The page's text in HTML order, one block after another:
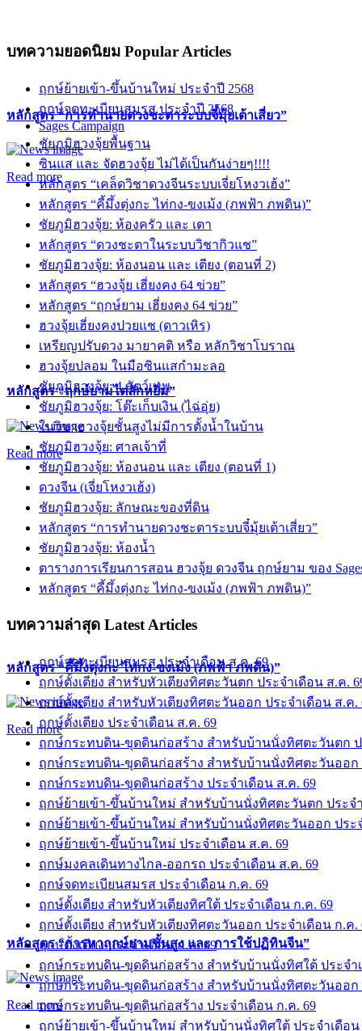
หลักสูตร “การทำนายดวงชะตาระบบจี๋มุ้ยเต้าเสี่ยว”
Read more
หลักสูตร “ฤกษ์ยามไต่ลักหยิ่ม”
Read more
หลักสูตร “คี้มึ้งตุ่งกะ ไท่กง-ขงเม้ง (ภพฟ้า ภพดิน)”
Read more
หลักสูตร “การหาฤกษ์ยามชั้นสูง และ การใช้ปฏิทินจีน”
Read more
บทความยอดนิยม Popular Articles
ฤกษ์ย้ายเข้า-ขึ้นบ้านใหม่ ประจำปี 2568
ฤกษ์จดทะเบียนสมรส ประจำปี 2568
Sages Campaign
ชัยภูมิฮวงจุ้ยพื้นฐาน
ซินแส และ จัดฮวงจุ้ย ไม่ได้เป็นกันง่ายๆ!!!!
หลักสูตร “เคล็ดวิชาดวงจีนระบบเจี่ยโหงวเฮ้ง”
หลักสูตร “คี้มึ้งตุ่งกะ ไท่กง-ขงเม้ง (ภพฟ้า ภพดิน)”
ชัยภูมิฮวงจุ้ย: ห้องครัว และ เตา
หลักสูตร “ดวงชะตาในระบบวิชากิวแช”
ชัยภูมิฮวงจุ้ย: ห้องนอน และ เตียง (ตอนที่ 2)
หลักสูตร “ฮวงจุ้ย เฮี่ยงคง 64 ข่วย”
หลักสูตร “ฤกษ์ยาม เฮี่ยงคง 64 ข่วย”
ฮวงจุ้ยเฮี่ยงคงปวยแช (ดาวเหิร)
เหรียญปรับดวง มายาคติ หรือ หลักวิชาโบราณ
ฮวงจุ้ยปลอม ในมือซินแสกำมะลอ
ชัยภูมิฮวงจุ้ย: 4 สัตว์เทพ
ชัยภูมิฮวงจุ้ย: โต๊ะเก็บเงิน (ไฉ่อุ่ย)
ในวิชาฮวงจุ้ยชั้นสูงไม่มีการตั้งน้ำในบ้าน
ชัยภูมิฮวงจุ้ย: ศาลเจ้าที่
ชัยภูมิฮวงจุ้ย: ห้องนอน และ เตียง (ตอนที่ 1)
ดวงจีน (เจี่ยโหงวเฮ้ง)
ชัยภูมิฮวงจุ้ย: ลักษณะของที่ดิน
หลักสูตร “การทำนายดวงชะตาระบบจี๋มุ้ยเต้าเสี่ยว”
ชัยภูมิฮวงจุ้ย: ห้องน้ำ
ตารางการเรียนการสอน ฮวงจุ้ย ดวงจีน ฤกษ์ยาม ของ
หลักสูตร “คี้มึ้งตุ่งกะ ไท่กง-ขงเม้ง (ภพฟ้า ภพดิน)”
บทความล่าสุด Latest Articles
ฤกษ์จดทะเบียนสมรส ประจำเดือน ส.ค. 69
ฤกษ์ตั้งเตียง สำหรับหัวเตียงทิศตะวันตก ประจำเดือน ส.ค.
ฤกษ์ตั้งเตียง สำหรับหัวเตียงทิศตะวันออก ประจำเดือน ส.ค.
ฤกษ์ตั้งเตียง ประจำเดือน ส.ค. 69
ฤกษ์กระทบดิน-ขุดดินก่อสร้าง สำหรับบ้านนั่งทิศตะวันตก ป
ฤกษ์กระทบดิน-ขุดดินก่อสร้าง สำหรับบ้านนั่งทิศตะวันออก
ฤกษ์กระทบดิน-ขุดดินก่อสร้าง ประจำเดือน ส.ค. 69
ฤกษ์ย้ายเข้า-ขึ้นบ้านใหม่ สำหรับบ้านนั่งทิศตะวันตก ประจ
ฤกษ์ย้ายเข้า-ขึ้นบ้านใหม่ สำหรับบ้านนั่งทิศตะวันออก ประ
ฤกษ์ย้ายเข้า-ขึ้นบ้านใหม่ ประจำเดือน ส.ค. 69
ฤกษ์มงคลเดินทางไกล-ออกรถ ประจำเดือน ส.ค. 69
ฤกษ์จดทะเบียนสมรส ประจำเดือน ก.ค. 69
ฤกษ์ตั้งเตียง สำหรับหัวเตียงทิศใต้ ประจำเดือน ก.ค. 69
ฤกษ์ตั้งเตียง สำหรับหัวเตียงทิศตะวันออก ประจำเดือน ก.ค.
ฤกษ์ตั้งเตียง ประจำเดือน ก.ค. 69
ฤกษ์กระทบดิน-ขุดดินก่อสร้าง สำหรับบ้านนั่งทิศใต้ ประจำ
ฤกษ์กระทบดิน-ขุดดินก่อสร้าง สำหรับบ้านนั่งทิศตะวันออก
ฤกษ์กระทบดิน-ขุดดินก่อสร้าง ประจำเดือน ก.ค. 69
ฤกษ์ย้ายเข้า-ขึ้นบ้านใหม่ สำหรับบ้านนั่งทิศใต้ ประจำเดือน